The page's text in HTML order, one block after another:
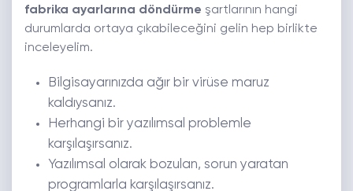
fabrika ayarlarına döndürme şartlarının hangi
durumlarda ortaya çıkabileceğini gelin hep birlikte
inceleyelim.
Bilgisayarınızda ağır bir virüse maruz
kaldıysanız.
Herhangi bir yazılımsal problemle
karşılaşırsanız.
Yazılımsal olarak bozulan, sorun yaratan
programlarla karşılaşırsanız.